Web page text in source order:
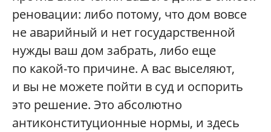
реновации: либо потому, что дом вовсе
не аварийный и нет государственной
нужды ваш дом забрать, либо еще
по какой-то причине. А вас выселяют,
и вы не можете пойти в суд и оспорить
это решение. Это абсолютно
антиконституционные нормы, и здесь